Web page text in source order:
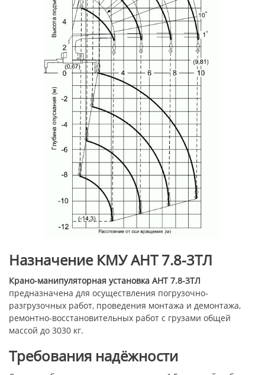
Назначение КМУ АНТ 7.8-3ТЛ
Крано-манипуляторная установка АНТ 7.8-3ТЛ
предназначена для осуществления погрузочно-
разгрузочных работ, проведения монтажа и демонтажа,
ремонтно-восстановительных работ с грузами общей
массой до 3030 кг.
Требования надёжности